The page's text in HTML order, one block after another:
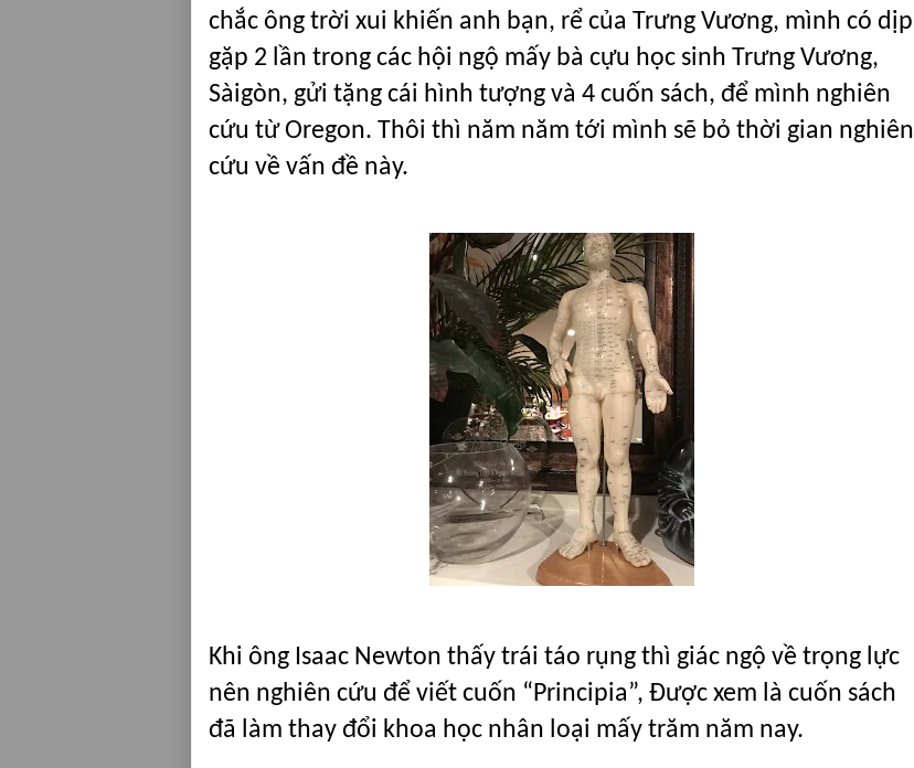
chắc ông trời xui khiến anh bạn, rể của Trưng Vương, mình có dịp
gặp 2 lần trong các hội ngộ mấy bà cựu học sinh Trưng Vương,
Sàigòn, gửi tặng cái hình tượng và 4 cuốn sách, để mình nghiên
cứu từ Oregon. Thôi thì năm năm tới mình sẽ bỏ thời gian nghiên
cứu về vấn đề này.
Khi ông Isaac Newton thấy trái táo rụng thì giác ngộ về trọng lực
nên nghiên cứu để viết cuốn “Principia”, Được xem là cuốn sách
đã làm thay đổi khoa học nhân loại mấy trăm năm nay.